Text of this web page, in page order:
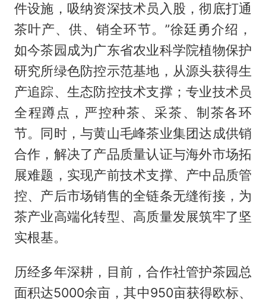
件设施，吸纳资深技术员入股，彻底打通
茶叶产、供、销全环节。”徐廷勇介绍，
如今茶园成为广东省农业科学院植物保护
研究所绿色防控示范基地，从源头获得生
产追踪、生态防控技术支撑；专业技术员
全程蹲点，严控种茶、采茶、制茶各环
节。同时，与黄山毛峰茶业集团达成供销
合作，解决了产品质量认证与海外市场拓
展难题，实现产前技术支撑、产中品质管
控、产后市场销售的全链条无缝衔接，为
茶产业高端化转型、高质量发展筑牢了坚
实根基。
历经多年深耕，目前，合作社管护茶园总
面积达5000余亩，其中950亩获得欧标、